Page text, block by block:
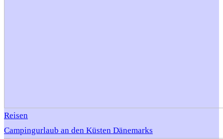
Reisen
Campingurlaub an den Küsten Dänemarks